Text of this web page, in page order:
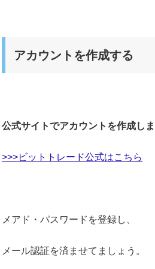
アカウントを作成する
公式サイトでアカウントを作成し
>>>ビットトレード公式はこちら
メアド・パスワードを登録し、
メール認証を済ませてましょう。